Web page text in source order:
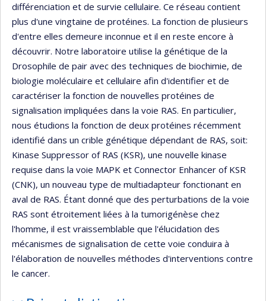
différenciation et de survie cellulaire. Ce réseau contient
plus d'une vingtaine de protéines. La fonction de plusieurs
d'entre elles demeure inconnue et il en reste encore à
découvrir. Notre laboratoire utilise la génétique de la
Drosophile de pair avec des techniques de biochimie, de
biologie moléculaire et cellulaire afin d'identifier et de
caractériser la fonction de nouvelles protéines de
signalisation impliquées dans la voie RAS. En particulier,
nous étudions la fonction de deux protéines récemment
identifié dans un crible génétique dépendant de RAS, soit:
Kinase Suppressor of RAS (KSR), une nouvelle kinase
requise dans la voie MAPK et Connector Enhancer of KSR
(CNK), un nouveau type de multiadapteur fonctionant en
aval de RAS. Étant donné que des perturbations de la voie
RAS sont étroitement liées à la tumorigénèse chez
l'homme, il est vraissemblable que l'élucidation des
mécanismes de signalisation de cette voie conduira à
l'élaboration de nouvelles méthodes d'interventions contre
le cancer.